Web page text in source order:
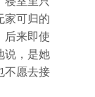
家可归的
后来即使
说，是她
不愿去接